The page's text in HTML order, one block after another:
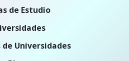
de Estudio
de Universidades